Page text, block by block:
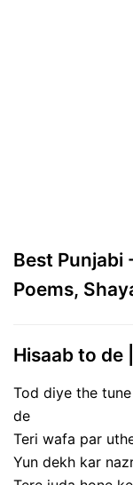
Best Punjabi
Poems,
Hisaab to de
Tod diye the
de
Teri wafa par
Yun dekh kar